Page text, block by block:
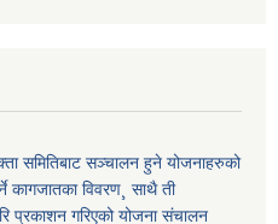
समितिबाट सञ्चालन हुने योजनाहरुको
विवरण¸ साथै ती
प्रकाशन गरिएको योजना संचालन